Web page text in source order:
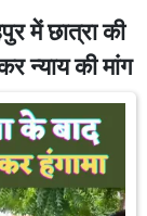
में छात्रा की
न्याय की मांग